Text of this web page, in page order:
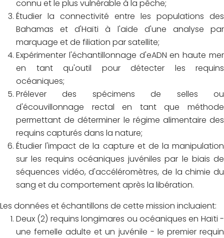
connu et le plus vulnérable à la pêche;
Étudier la connectivité entre les populations des
Bahamas et d'Haïti à l'aide d'une analyse par
marquage et de filiation par satellite;
Expérimenter l'échantillonnage d'eADN en haute mer
en tant qu'outil pour détecter les requins
océaniques;
Prélever des spécimens de selles ou
d'écouvillonnage rectal en tant que méthode
permettant de déterminer le régime alimentaire des
requins capturés dans la nature;
Étudier l'impact de la capture et de la manipulation
sur les requins océaniques juvéniles par le biais de
séquences vidéo, d'accéléromètres, de la chimie du
sang et du comportement après la libération.
Les données et échantillons de cette mission incluaient:
Deux (2) requins longimares ou océaniques en Haïti -
une femelle adulte et un juvénile - le premier requin